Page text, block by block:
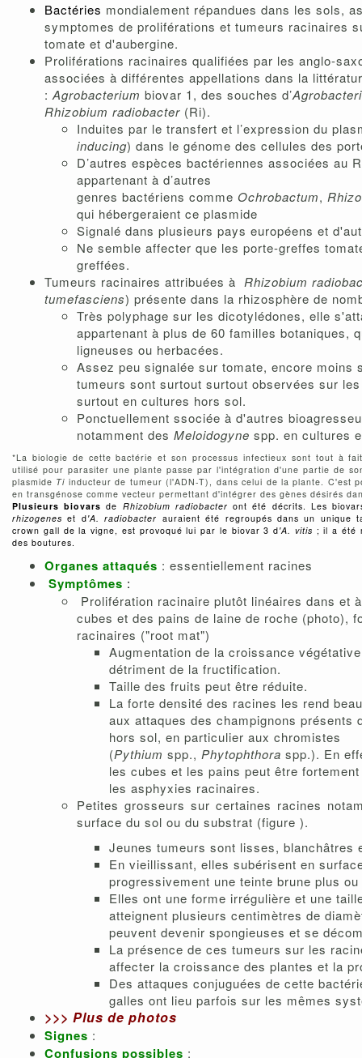
Bactéries mondialement répandues dans les sols,
symptomes de proliférations et tumeurs racinaires
tomate et d'aubergine.
Proliférations racinaires qualifiées par les anglo-
associées à différentes appellations dans la
:Agrobacterium biovar 1, des souches d’
Rhizobium radiobacter (Ri).
Induites par le transfert et l’expression du
inducing) dans le génome des cellules des
D’autres espèces bactériennes associées au
appartenant à d’autres
genres bactériens comme Ochrobactum,
qui hébergeraient ce plasmide
Signalé dans plusieurs pays européens et
Ne semble affecter que les porte-greffes
greffées.
Tumeurs racinaires attribuées à Rhizobium
tumefasciens) présente dans la rhizosphère de
Très polyphage sur les dicotylédones, elle
appartenant à plus de 60 familles botaniques,
ligneuses ou herbacées.
Assez peu signalée sur tomate, encore moins
tumeurs sont surtout surtout observées sur
surtout en cultures hors sol.
Ponctuellement ssociée à d'autres
notamment des Meloidogyne spp. en cultures
*La biologie de cette bactérie et son processus infectieux sont tout à
utilisé pour parasiter une plante passe par l'intégration d'une partie de
plasmide Ti inducteur de tumeur (l'ADN-T), dans celui de la plante. C'est
en transgénose comme vecteur permettant d'intégrer des gènes désirés
Plusieurs biovars de Rhizobium radiobacter ont été décrits. Les
rhizogenes et d'A. radiobacter auraient été regroupés dans un unique
crown gall de la vigne, est provoqué lui par le biovar 3 d'A. vitis ; il a été
des boutures.
Organes attaqués : essentiellement racines
Symptômes :
Prolifération racinaire plutôt linéaires dans et
cubes et des pains de laine de roche (photo),
racinaires ("root mat")
Augmentation de la croissance
détriment de la fructification.
Taille des fruits peut être réduite.
La forte densité des racines les rend
aux attaques des champignons présents
hors sol, en particulier aux chromistes
(Pythium spp., Phytophthora spp.). En
les cubes et les pains peut être
les asphyxies racinaires.
Petites grosseurs sur certaines racines
surface du sol ou du substrat (figure ).
Jeunes tumeurs sont lisses, blanchâtres
En vieillissant, elles subérisent en
progressivement une teinte brune plus
Elles ont une forme irrégulière et une
atteignent plusieurs centimètres de
peuvent devenir spongieuses et se
La présence de ces tumeurs sur les
affecter la croissance des plantes et la
Des attaques conjuguées de cette
galles ont lieu parfois sur les mêmes
>>> Plus de photos
Signes :
Confusions possibles :